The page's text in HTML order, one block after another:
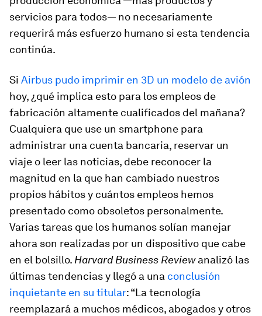
servicios para todos— no necesariamente
requerirá más esfuerzo humano si esta tendencia
continúa.
Si Airbus pudo imprimir en 3D un modelo de avión
hoy, ¿qué implica esto para los empleos de
fabricación altamente cualificados del mañana?
Cualquiera que use un smartphone para
administrar una cuenta bancaria, reservar un
viaje o leer las noticias, debe reconocer la
magnitud en la que han cambiado nuestros
propios hábitos y cuántos empleos hemos
presentado como obsoletos personalmente.
Varias tareas que los humanos solían manejar
ahora son realizadas por un dispositivo que cabe
en el bolsillo. Harvard Business Reviewanalizó las
últimas tendencias y llegó a una conclusión
inquietante en su titular: “La tecnología
reemplazará a muchos médicos, abogados y otros